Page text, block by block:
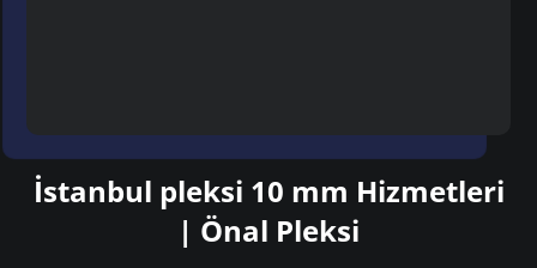
İstanbul pleksi 10 mm Hizmetleri
| Önal Pleksi